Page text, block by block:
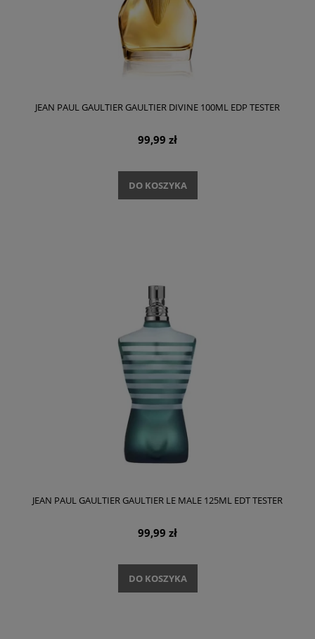
JEAN PAUL GAULTIER GAULTIER DIVINE 100ML EDP TESTER
99,99 zł
DO KOSZYKA
JEAN PAUL GAULTIER GAULTIER LE MALE 125ML EDT TESTER
99,99 zł
DO KOSZYKA